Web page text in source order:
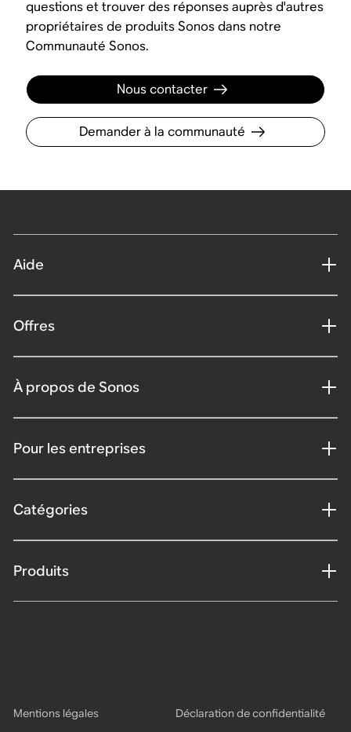
questions et trouver des réponses auprès d'autres
propriétaires de produits Sonos dans notre
Communauté Sonos.
Nous contacter
Demander à la communauté
Aide
Offres
À propos de Sonos
Pour les entreprises
Catégories
Produits
Mentions légales Déclaration de confidentialité